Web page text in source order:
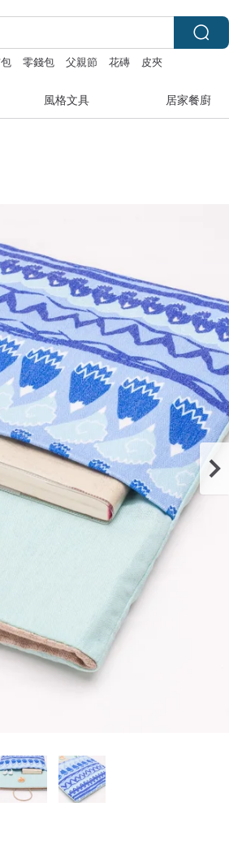
零錢包 父親節 花磚 皮夾
風格文具 居家餐廚